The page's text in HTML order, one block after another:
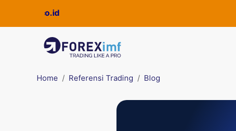
Home Referensi Trading Blog